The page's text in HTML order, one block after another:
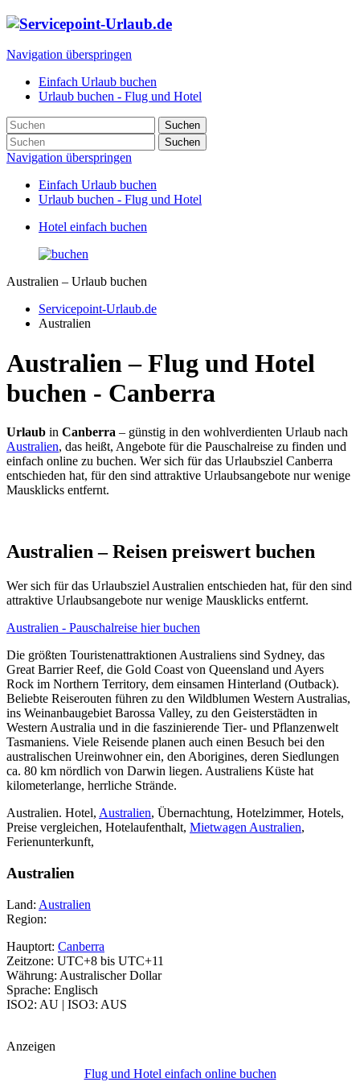
Navigation überspringen
Einfach Urlaub buchen
Urlaub buchen - Flug und Hotel
Suchen
Suchen
Navigation überspringen
Einfach Urlaub buchen
Urlaub buchen - Flug und Hotel
Hotel einfach buchen
Australien – Urlaub buchen
Servicepoint-Urlaub.de
Australien
Australien – Flug und Hotel
buchen - Canberra
Urlaub in Canberra – günstig in den wohlverdienten Urlaub nach
Australien, das heißt, Angebote für die Pauschalreise zu finden und
einfach online zu buchen. Wer sich für das Urlaubsziel Canberra
entschieden hat, für den sind attraktive Urlaubsangebote nur wenige
Mausklicks entfernt.
Australien – Reisen preiswert buchen
Wer sich für das Urlaubsziel Australien entschieden hat, für den sind
attraktive Urlaubsangebote nur wenige Mausklicks entfernt.
Australien - Pauschalreise hier buchen
Die größten Touristenattraktionen Australiens sind Sydney, das
Great Barrier Reef, die Gold Coast von Queensland und Ayers
Rock im Northern Territory, dem einsamen Hinterland (Outback).
Beliebte Reiserouten führen zu den Wildblumen Western Australias,
ins Weinanbaugebiet Barossa Valley, zu den Geisterstädten in
Western Australia und in die faszinierende Tier- und Pflanzenwelt
Tasmaniens. Viele Reisende planen auch einen Besuch bei den
australischen Ureinwohner ein, den Aborigines, deren Siedlungen
ca. 80 km nördlich von Darwin liegen. Australiens Küste hat
kilometerlange, herrliche Strände.
Australien. Hotel, Australien, Übernachtung, Hotelzimmer, Hotels,
Preise vergleichen, Hotelaufenthalt, Mietwagen Australien,
Ferienunterkunft,
Australien
Land: Australien
Region:
Hauptort: Canberra
Zeitzone: UTC+8 bis UTC+11
Währung: Australischer Dollar
Sprache: Englisch
ISO2: AU | ISO3: AUS
Anzeigen
Flug und Hotel einfach online buchen